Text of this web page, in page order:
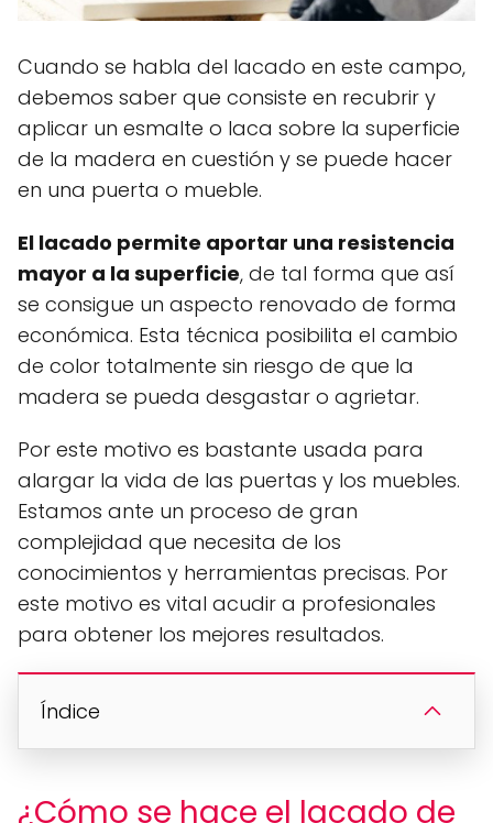
Cuando se habla del lacado en este campo,
debemos saber que consiste en recubrir y
aplicar un esmalte o laca sobre la superficie
de la madera en cuestión y se puede hacer
en una puerta o mueble.
El lacado permite aportar una resistencia
mayor a la superficie, de tal forma que así
se consigue un aspecto renovado de forma
económica. Esta técnica posibilita el cambio
de color totalmente sin riesgo de que la
madera se pueda desgastar o agrietar.
Por este motivo es bastante usada para
alargar la vida de las puertas y los muebles.
Estamos ante un proceso de gran
complejidad que necesita de los
conocimientos y herramientas precisas. Por
este motivo es vital acudir a profesionales
para obtener los mejores resultados.
Índice
¿Cómo se hace el lacado de